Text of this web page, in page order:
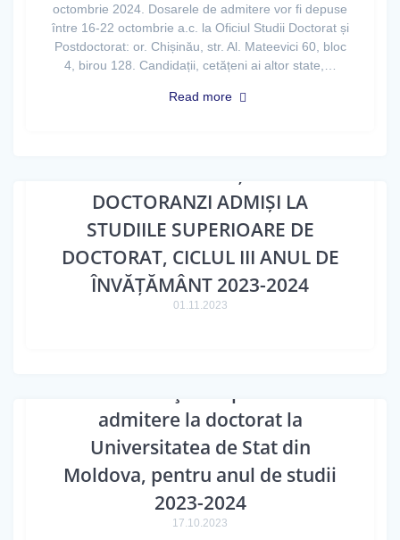
octombrie 2024. Dosarele de admitere vor fi depuse
între 16-22 octombrie a.c. la Oficiul Studii Doctorat și
Postdoctorat: or. Chișinău, str. Al. Mateevici 60, bloc
4, birou 128. Candidații, cetățeni ai altor state,…
Read more
DOCTORANZI ADMIȘI LA
STUDIILE SUPERIOARE DE
DOCTORAT, CICLUL III ANUL DE
ÎNVĂȚĂMÂNT 2023-2024
01.11.2023
admitere la doctorat la
Universitatea de Stat din
Moldova, pentru anul de studii
2023-2024
17.10.2023